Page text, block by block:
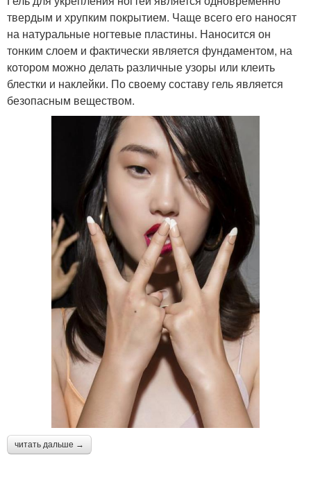
твердым и хрупким покрытием. Чаще всего его наносят
на натуральные ногтевые пластины. Наносится он
тонким слоем и фактически является фундаментом, на
котором можно делать различные узоры или клеить
блестки и наклейки. По своему составу гель является
безопасным веществом.
читать дальше →